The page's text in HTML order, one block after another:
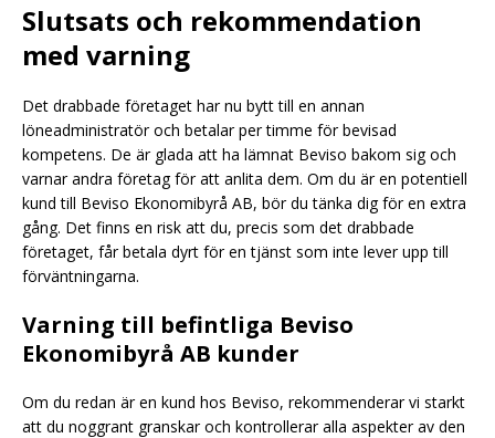
Slutsats och rekommendation
med varning
Det drabbade företaget har nu bytt till en annan
löneadministratör och betalar per timme för bevisad
kompetens. De är glada att ha lämnat Beviso bakom sig och
varnar andra företag för att anlita dem. Om du är en potentiell
kund till Beviso Ekonomibyrå AB, bör du tänka dig för en extra
gång. Det finns en risk att du, precis som det drabbade
företaget, får betala dyrt för en tjänst som inte lever upp till
förväntningarna.
Varning till befintliga Beviso
Ekonomibyrå AB kunder
Om du redan är en kund hos Beviso, rekommenderar vi starkt
att du noggrant granskar och kontrollerar alla aspekter av den